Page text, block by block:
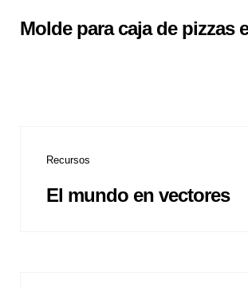
Molde para caja de pizzas
Recursos
El mundo en vectores